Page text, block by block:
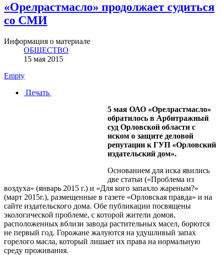
«Орелрастмасло» продолжает судиться
со СМИ
Информация о материале
ОБЩЕСТВО
15 мая 2015
Empty
Печать
5 мая ОАО «Орелрастмасло»
обратилось в Арбитражный
суд Орловской области с
иском о защите деловой
репутации к ГУП «Орловский
издательский дом».
Основанием для иска явились
две статьи («Проблема из
воздуха» (январь 2015 г.) и «Для кого запахло жареным?»
(март 2015г.), размещенные в газете «Орловская правда» и на
сайте издательского дома. Обе публикации посвящены
экологической проблеме, с которой жители домов,
расположенных вблизи завода растительных масел, борются
не первый год. Горожане жалуются на удушливый запах
горелого масла, который лишает их права на нормальную
среду проживания.